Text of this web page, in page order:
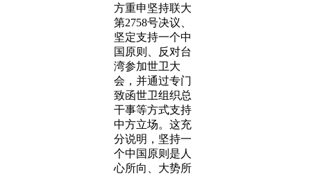
方重申坚持联大
第2758号决议、
坚定支持一个中
国原则、反对台
湾参加世卫大
会，并通过专门
致函世卫组织总
干事等方式支持
中方立场。这充
分说明，坚持一
个中国原则是人
心所向、大势所